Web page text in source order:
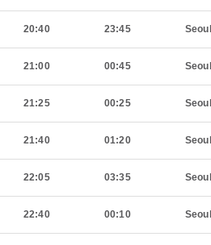
20:40 23:45 Seoul
21:00 00:45 Seoul
21:25 00:25 Seoul
21:40 01:20 Seoul
22:05 03:35 Seoul
22:40 00:10 Seoul